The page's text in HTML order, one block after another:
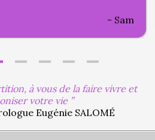
Sam
à vous de la faire vivre et
votre vie
Eugénie SALOMÉ